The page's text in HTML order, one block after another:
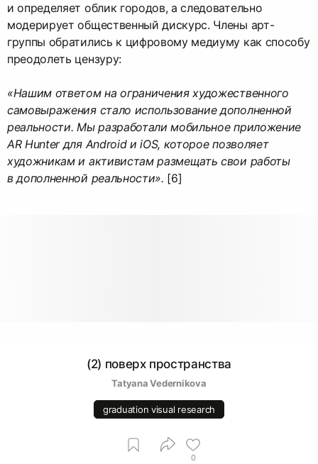
и определяет облик городов, а следовательно
модерирует общественный дискурс. Члены арт-
группы обратились к цифровому медиуму как способу
преодолеть цензуру:
«Нашим ответом на ограничения художественного
самовыражения стало использование дополненной
реальности. Мы разработали мобильное приложение
AR Hunter для Android и iOS, которое позволяет
художникам и активистам размещать свои работы
в дополненной реальности». [6]
(2) поверх пространства
Tatyana Vedernikova
graduation visual research
0